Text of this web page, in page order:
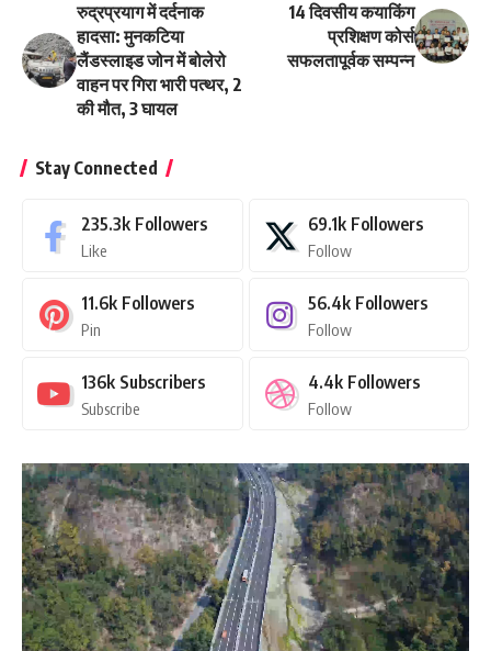
रुद्रप्रयाग में दर्दनाक
हादसा: मुनकटिया
लैंडस्लाइड जोन में बोलेरो
वाहन पर गिरा भारी पत्थर, 2
की मौत, 3 घायल
14 दिवसीय कयाकिंग
प्रशिक्षण कोर्स
सफलतापूर्वक सम्पन्न
Stay Connected
235.3k Followers
Like
69.1k Followers
Follow
11.6k Followers
Pin
56.4k Followers
Follow
136k Subscribers
Subscribe
4.4k Followers
Follow